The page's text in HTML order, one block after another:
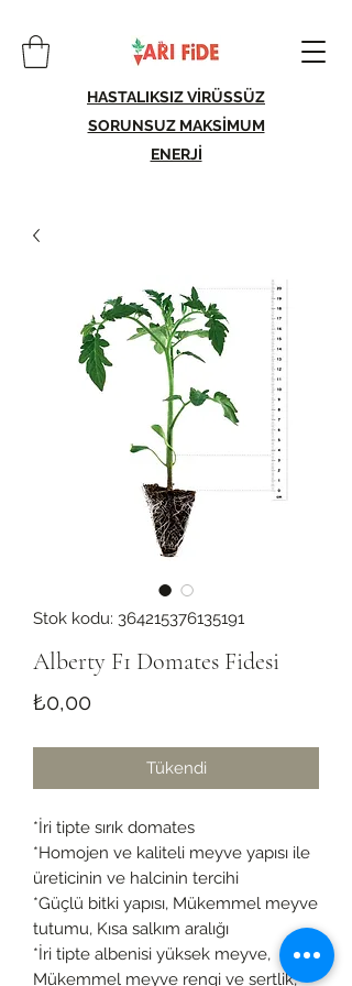
HASTALIKSIZ VİRÜSSÜZ
SORUNSUZ MAKSİMUM
ENERJİ
Stok kodu: 364215376135191
Alberty F1 Domates Fidesi
₺0,00Fiyat
Tükendi
*İri tipte sırık domates
*Homojen ve kaliteli meyve yapısı ile
üreticinin ve halcinin tercihi
*Güçlü bitki yapısı, Mükemmel meyve
tutumu, Kısa salkım aralığı
*İri tipte albenisi yüksek meyve,
Mükemmel meyve rengi ve sertlik,